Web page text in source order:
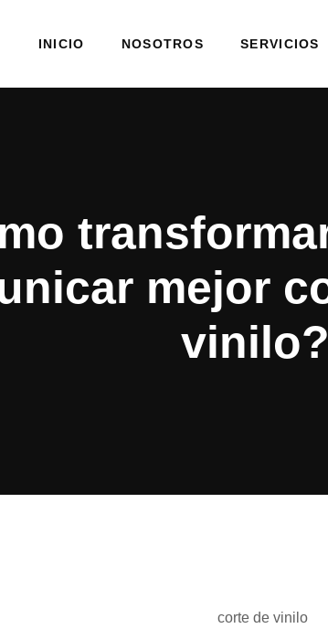
INICIO NOSOTROS SERVICIOS
mejor
vinilo?